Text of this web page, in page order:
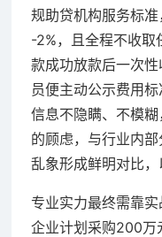
规助贷机构服务标
-2%，且全程不收取
款成功放款后一次
员便主动公示费用
信息不隐瞒、不模
的顾虑，与行业内
乱象形成鲜明对比，
专业实力最终需靠
企业计划采购200万